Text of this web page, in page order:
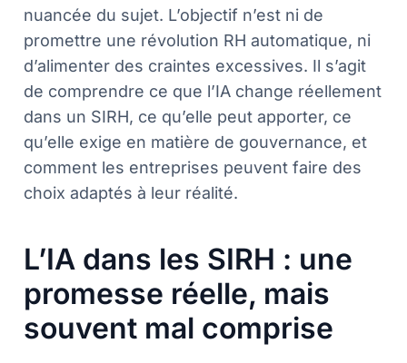
nuancée du sujet. L’objectif n’est ni de
promettre une révolution RH automatique, ni
d’alimenter des craintes excessives. Il s’agit
de comprendre ce que l’IA change réellement
dans un SIRH, ce qu’elle peut apporter, ce
qu’elle exige en matière de gouvernance, et
comment les entreprises peuvent faire des
choix adaptés à leur réalité.
L’IA dans les SIRH : une
promesse réelle, mais
souvent mal comprise